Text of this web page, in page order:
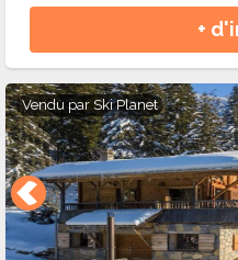
+
Vendu par Ski Planet